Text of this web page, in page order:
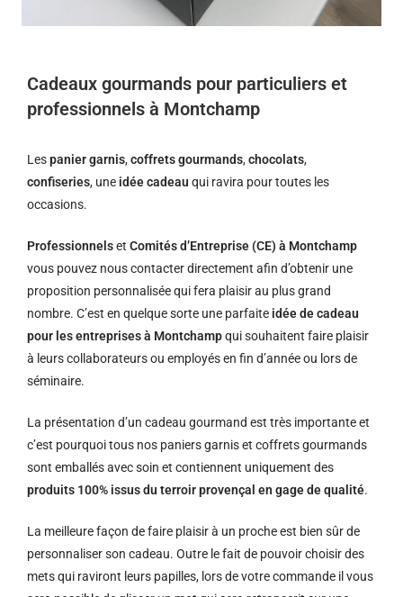
Cadeaux gourmands pour particuliers et
professionnels à Montchamp
Lespanier garnis,coffrets gourmands,chocolats,
confiseries, une idée cadeau qui ravira pour toutes les
occasions.
Professionnelset Comités d’Entreprise (CE) à Montchamp
vous pouvez nous contacter directement afin d’obtenir une
proposition personnalisée qui fera plaisir au plus grand
nombre. C’est en quelque sorte une parfaite idée de cadeau
pour les entreprises à Montchampqui souhaitent faire plaisir
à leurs collaborateurs ou employés en fin d’année ou lors de
séminaire.
La présentation d’un cadeau gourmand est très importante et
c’est pourquoi tous nos paniers garnis et coffrets gourmands
sont emballés avec soin et contiennent uniquement des
produits 100% issus du terroir provençal en gage de qualité.
La meilleure façon de faire plaisir à un proche est bien sûr de
personnaliser son cadeau. Outre le fait de pouvoir choisir des
mets qui raviront leurs papilles, lors de votre commande il vous